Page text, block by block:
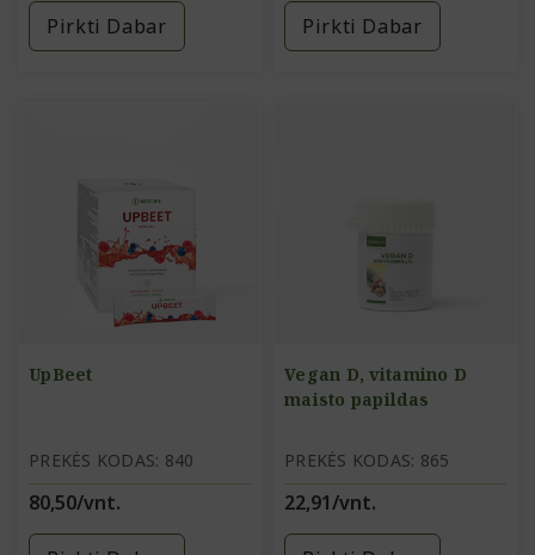
Pirkti Dabar Pirkti Dabar
UpBeet
PREKĖS KODAS: 840
80,50/vnt.
Vegan D, vitamino D
maisto papildas
PREKĖS KODAS: 865
22,91/vnt.